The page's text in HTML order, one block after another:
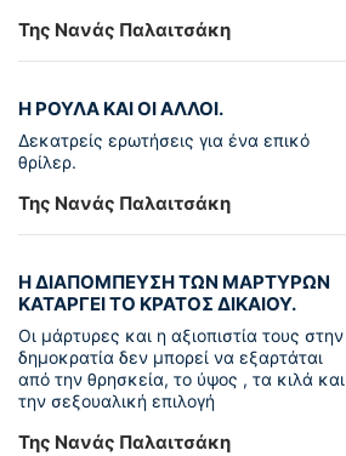
Της Νανάς Παλαιτσάκη
Η ΡΟΥΛΑ ΚΑΙ ΟΙ ΑΛΛΟΙ.
Δεκατρείς ερωτήσεις για ένα επικό
θρίλερ.
Της Νανάς Παλαιτσάκη
Η ΔΙΑΠΟΜΠΕΥΣΗ ΤΩΝ ΜΑΡΤΥΡΩΝ
ΚΑΤΑΡΓΕΙ ΤΟ ΚΡΑΤΟΣ ΔΙΚΑΙΟΥ.
Οι μάρτυρες και η αξιοπιστία τους στην
δημοκρατία δεν μπορεί να εξαρτάται
από την θρησκεία, το ύψος , τα κιλά και
την σεξουαλική επιλογή
Της Νανάς Παλαιτσάκη